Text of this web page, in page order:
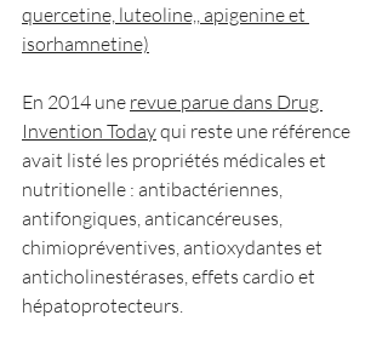
quercetine, luteoline,, apigenine et
isorhamnetine)
En 2014 une revue parue dans Drug
Invention Today qui reste une référence
avait listé les propriétés médicales et
nutritionelle : antibactériennes,
antifongiques, anticancéreuses,
chimiopréventives, antioxydantes et
anticholinestérases, effets cardio et
hépatoprotecteurs.